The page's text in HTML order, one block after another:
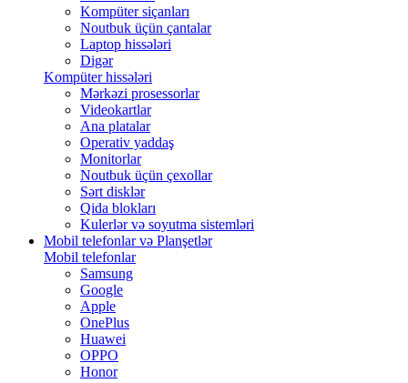
Kompüter siçanları
Noutbuk üçün çantalar
Laptop hissələri
Digər
Kompüter hissələri
Mərkəzi prosessorlar
Videokartlar
Ana platalar
Operativ yaddaş
Monitorlar
Noutbuk üçün çexollar
Sərt disklər
Qida blokları
Kulerlər və soyutma sistemləri
Mobil telefonlar və Planşetlər
Mobil telefonlar
Samsung
Google
Apple
OnePlus
Huawei
OPPO
Honor